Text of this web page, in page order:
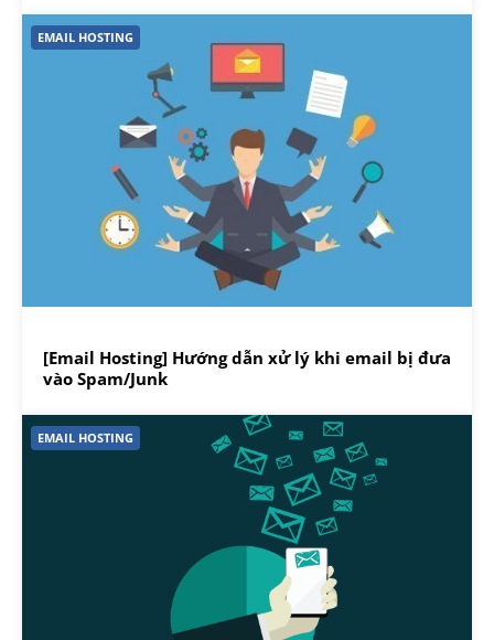
EMAIL HOSTING
[Email Hosting] Hướng dẫn xử lý khi email bị đưa
vào Spam/Junk
EMAIL HOSTING